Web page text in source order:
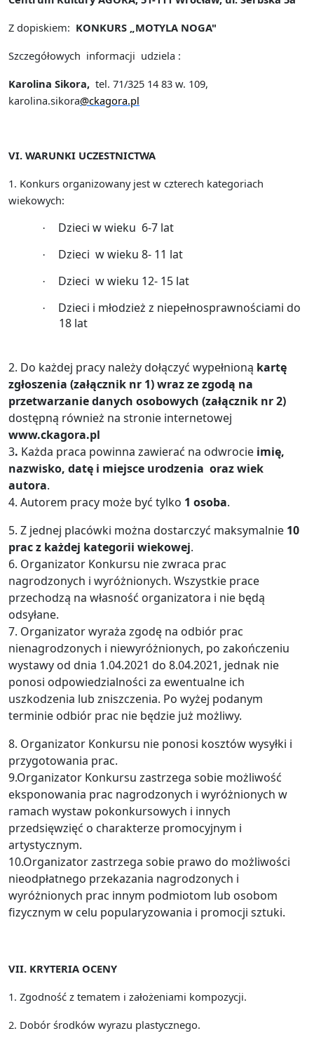
Z dopiskiem: KONKURS „MOTYLA NOGA"
Szczegółowych informacji udziela :
Karolina Sikora, tel. 71/325 14 83 w. 109,
karolina.sikora@ckagora.pl
VI. WARUNKI UCZESTNICTWA
1. Konkurs organizowany jest w czterech kategoriach
wiekowych:
· Dzieci w wieku 6-7 lat
· Dzieci w wieku 8- 11 lat
· Dzieci w wieku 12- 15 lat
·
Dzieci i młodzież z niepełnosprawnościami do
18 lat
2. Do każdej pracy należy dołączyć wypełnioną kartę
zgłoszenia (załącznik nr 1) wraz ze zgodą na
przetwarzanie danych osobowych (załącznik nr 2)
dostępną również na stronie internetowej
www.ckagora.pl
3. Każda praca powinna zawierać na odwrocie imię,
nazwisko, datę i miejsce urodzenia oraz wiek
autora.
4. Autorem pracy może być tylko 1 osoba.
5. Z jednej placówki można dostarczyć maksymalnie 10
prac z każdej kategorii wiekowej.
6. Organizator Konkursu nie zwraca prac
nagrodzonych i wyróżnionych. Wszystkie prace
przechodzą na własność organizatora i nie będą
odsyłane.
7. Organizator wyraża zgodę na odbiór prac
nienagrodzonych i niewyróżnionych, po zakończeniu
wystawy od dnia 1.04.2021 do 8.04.2021, jednak nie
ponosi odpowiedzialności za ewentualne ich
uszkodzenia lub zniszczenia. Po wyżej podanym
terminie odbiór prac nie będzie już możliwy.
8. Organizator Konkursu nie ponosi kosztów wysyłki i
przygotowania prac.
9.Organizator Konkursu zastrzega sobie możliwość
eksponowania prac nagrodzonych i wyróżnionych w
ramach wystaw pokonkursowych i innych
przedsięwzięć o charakterze promocyjnym i
artystycznym.
10.Organizator zastrzega sobie prawo do możliwości
nieodpłatnego przekazania nagrodzonych i
wyróżnionych prac innym podmiotom lub osobom
fizycznym w celu popularyzowania i promocji sztuki.
VII. KRYTERIA OCENY
1. Zgodność z tematem i założeniami kompozycji.
2. Dobór środków wyrazu plastycznego.